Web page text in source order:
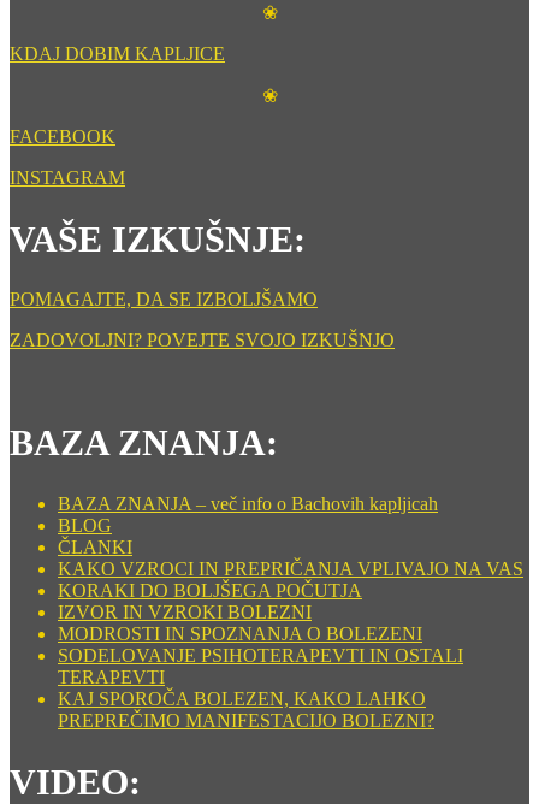
❀
KDAJ DOBIM KAPLJICE
❀
FACEBOOK
INSTAGRAM
VAŠE IZKUŠNJE:
POMAGAJTE, DA SE IZBOLJŠAMO
ZADOVOLJNI? POVEJTE SVOJO IZKUŠNJO
BAZA ZNANJA:
BAZA ZNANJA – več info o Bachovih kapljicah
BLOG
ČLANKI
KAKO VZROCI IN PREPRIČANJA VPLIVAJO NA VAS
KORAKI DO BOLJŠEGA POČUTJA
IZVOR IN VZROKI BOLEZNI
MODROSTI IN SPOZNANJA O BOLEZENI
SODELOVANJE PSIHOTERAPEVTI IN OSTALI
TERAPEVTI
KAJ SPOROČA BOLEZEN, KAKO LAHKO
PREPREČIMO MANIFESTACIJO BOLEZNI?
VIDEO: